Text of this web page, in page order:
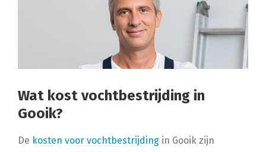
Wat kost vochtbestrijding in
Gooik?
De kosten voor vochtbestrijding in Gooik zijn